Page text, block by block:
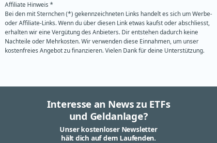
Affiliate Hinweis *
Bei den mit Sternchen (*) gekennzeichneten Links handelt es sich um Werbe-
oder Affiliate-Links. Wenn du über diesen Link etwas kaufst oder abschliesst,
erhalten wir eine Vergütung des Anbieters. Dir entstehen dadurch keine
Nachteile oder Mehrkosten. Wir verwenden diese Einnahmen, um unser
kostenfreies Angebot zu finanzieren. Vielen Dank für deine Unterstützung.
Interesse an News zu ETFs
und Geldanlage?
Unser kostenloser Newsletter
hält dich auf dem Laufenden.